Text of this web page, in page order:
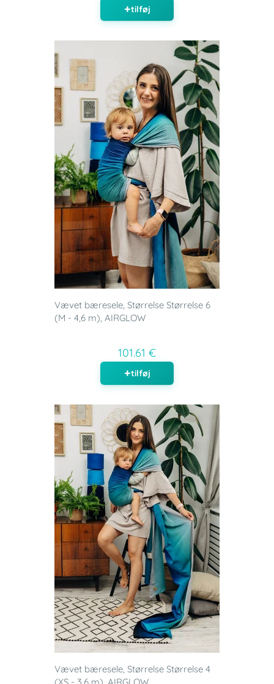
tilføj
Vævet bæresele, Størrelse Størrelse 6
(M - 4,6 m), AIRGLOW
101.61 €
tilføj
Vævet bæresele, Størrelse Størrelse 4